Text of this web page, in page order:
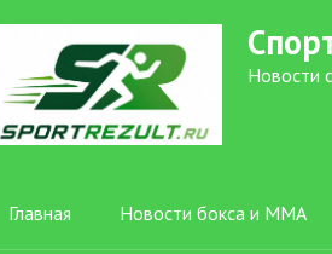
Новости
Главная Новости бокса и ММА